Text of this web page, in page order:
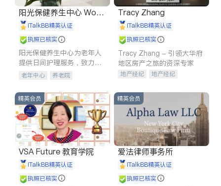
阳光保健养生中心 World
shine
iTalkBB精英认证
执照已核实
阳光保健养生中心为老年人
提供日间护理服务，致力于
通过持续的护理创新来有效
老年中心 养老院
Tracy Zhang
iTalkBB精英认证
执照已核实
Tracy Zhang - 引领大华府
地区房产之旅的资深专家
地产经纪
地产经纪
商铺租售
精英会员
VSA Future 教育学院
iTalkBB精英认证
执照已核实
精英会员
爱法律师事务所
iTalkBB精英认证
执照已核实